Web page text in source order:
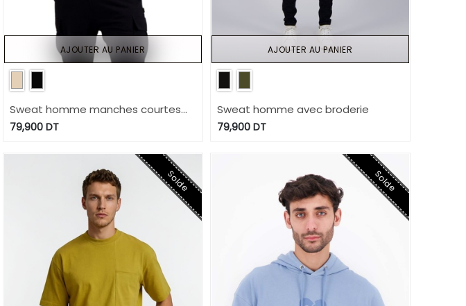
Sweat homme manches courtes
avec poche soufflet
79,900DT
AJOUTER AU PANIER
Sweat homme avec broderie
79,900DT
AJOUTER AU PANIER
Solde Solde